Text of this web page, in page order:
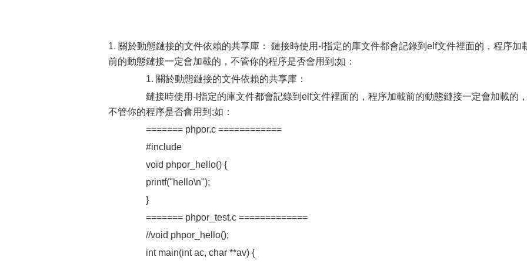
1. 關於動態鏈接的文件依賴的共享庫： 鏈接時使用-l指定的庫文件都會記錄到elf文件裡面的，程序加
前的動態鏈接一定會加載的，不管你的程序是否會用到;如：
1. 關於動態鏈接的文件依賴的共享庫：
鏈接時使用-l指定的庫文件都會記錄到elf文件裡面的，程序加載前的動態鏈接一定會加載的
不管你的程序是否會用到;如：
======= phpor.c ============
#include
void phpor_hello() {
printf("hello\n");
}
======= phpor_test.c =============
//void phpor_hello();
int main(int ac, char **av) {